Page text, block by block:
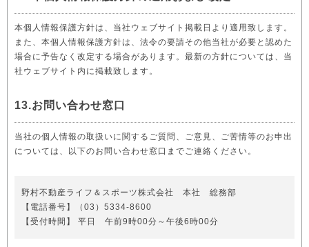
本個人情報保護方針は、当社ウェブサイト掲載日より適用致します。
また、本個人情報保護方針は、法令の要請その他当社が必要と認めた
場合に予告なく改定する場合があります。最新の方針については、当
社ウェブサイト内に掲載致します。
13.お問い合わせ窓口
当社の個人情報の取扱いに関するご質問、ご意見、ご苦情等のお申出
については、以下のお問い合わせ窓口までご連絡ください。
野村不動産ライフ＆スポーツ株式会社 本社 総務部
【電話番号】（03）5334-8600
【受付時間】 平日 午前9時00分～午後6時00分